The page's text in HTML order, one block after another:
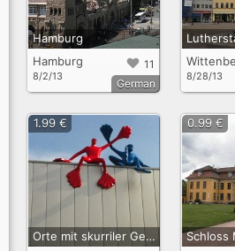
Hamburg
11
Hamburg
8/2/13
German
8/28/13
Orte mit skurriler Geschichte (OSG)
1.99 €
Schloss
0.99 €